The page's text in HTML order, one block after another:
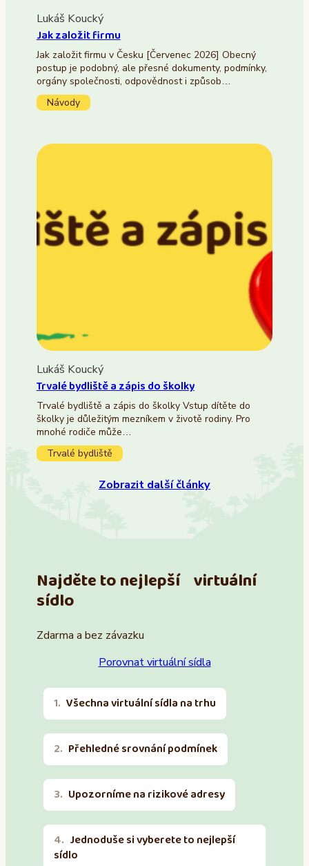
Lukáš Koucký
Jak založit firmu
Jak založit firmu v Česku [Červenec 2026] Obecný
postup je podobný, ale přesné dokumenty, podmínky,
orgány společnosti, odpovědnost i způsob…
Návody
Lukáš Koucký
Trvalé bydliště a zápis do školky
Trvalé bydliště a zápis do školky Vstup dítěte do
školky je důležitým mezníkem v životě rodiny. Pro
mnohé rodiče může…
Trvalé bydliště
Zobrazit další články
Najděte to nejlepší virtuální
sídlo
Zdarma a bez závazku
Porovnat virtuální sídla
Všechna virtuální sídla na trhu
Přehledné srovnání podmínek
Upozorníme na rizikové adresy
Jednoduše si vyberete to nejlepší
sídlo